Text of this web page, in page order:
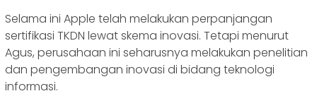
Selama ini Apple telah melakukan perpanjangan
sertifikasi TKDN lewat skema inovasi. Tetapi menurut
Agus, perusahaan ini seharusnya melakukan penelitian
dan pengembangan inovasi di bidang teknologi
informasi.